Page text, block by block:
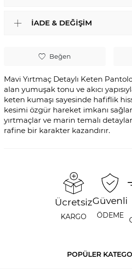
Beğen
Mavi Yırtmaç Detaylı Keten
alan yumuşak tonu ve akıcı
keten kumaşı sayesinde hafiflik
kesimi özgür hareket imkanı
yırtmaçlar ve marin temalı
rafine bir karakter kazandırır.
İADE & DEĞIŞIM
Ücretsiz
KARGO
Güvenli
ÖDEME
POPÜLER